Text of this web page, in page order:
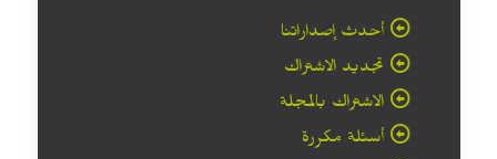
أحدث إصداراتنا
تجديد الاشتراك
الاشتراك بالمجلة
أسئلة مكررة